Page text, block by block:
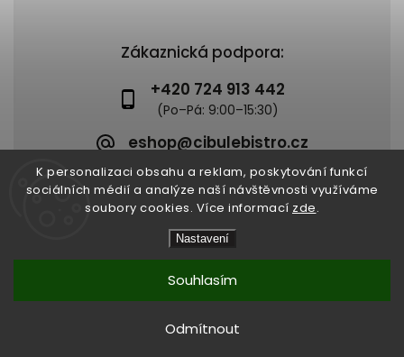
K personalizaci obsahu a reklam, poskytování funkcí
sociálních médií a analýze naší návštěvnosti využíváme
soubory cookies. Více informací zde.
Nastavení
Odmítnout
Souhlasím
Zákaznická podpora:
+420 724 913 442
eshop@cibulebistro.cz
Cibule Bistro. Všechna práva vyhrazena.
Upravit nastavení cookies
| Design